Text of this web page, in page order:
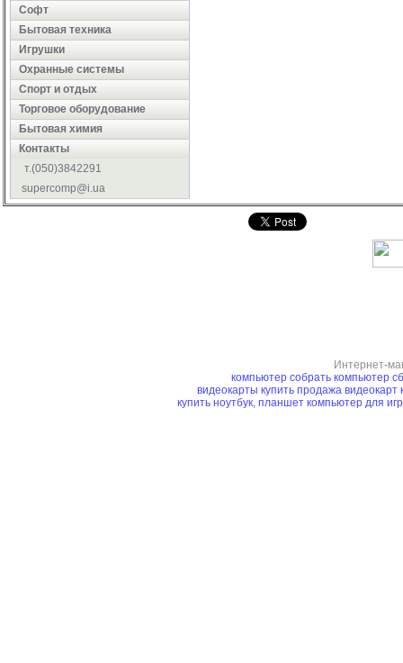
Софт
Бытовая техника
Игрушки
Охранные системы
Cпорт и отдых
Торговое оборудование
Бытовая химия
Контакты
т.(050)3842291
supercomp@i.ua
Интернет-
компьютер собрать компьютер
видеокарты купить продажа видеокарт
купить ноутбук, планшет компьютер для